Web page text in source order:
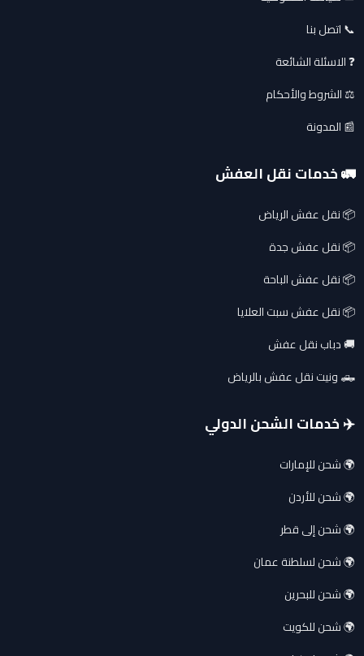
📞 اتصل بنا
❓ الاسئلة الشائعة
⚖️ الشروط والأحكام
📰 المدونة
🚛 خدمات نقل العفش
📦 نقل عفش الرياض
📦 نقل عفش جدة
📦 نقل عفش الباحة
📦 نقل عفش سبت العلايا
🚚 دباب نقل عفش
🛻 ونيت نقل عفش بالرياض
✈️ خدمات الشحن الدولي
🌍 شحن للإمارات
🌍 شحن للأردن
🌍 شحن إلى قطر
🌍 شحن لسلطنة عمان
🌍 شحن للبحرين
🌍 شحن للكويت